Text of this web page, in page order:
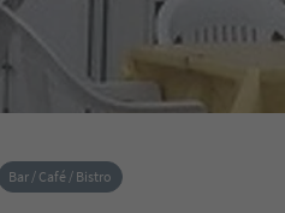
Bar / Café / Bistro